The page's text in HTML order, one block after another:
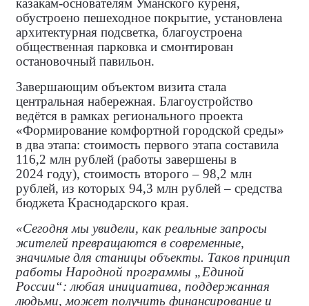
казакам‑основателям Уманского куреня,
обустроено пешеходное покрытие, установлена
архитектурная подсветка, благоустроена
общественная парковка и смонтирован
остановочный павильон.
Завершающим объектом визита стала
центральная набережная. Благоустройство
ведётся в рамках регионального проекта
«Формирование комфортной городской среды»
в два этапа: стоимость первого этапа составила
116,2 млн рублей (работы завершены в
2024 году), стоимость второго – 98,2 млн
рублей, из которых 94,3 млн рублей – средства
бюджета Краснодарского края.
«Сегодня мы увидели, как реальные запросы
жителей превращаются в современные,
значимые для станицы объекты. Таков принцип
работы Народной программы „Единой
России“: любая инициатива, поддержанная
людьми, может получить финансирование и